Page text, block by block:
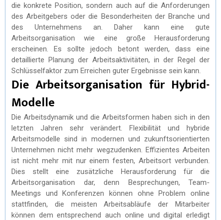
die konkrete Position, sondern auch auf die Anforderungen
des Arbeitgebers oder die Besonderheiten der Branche und
des Unternehmens an. Daher kann eine gute
Arbeitsorganisation wie eine große Herausforderung
erscheinen. Es sollte jedoch betont werden, dass eine
detaillierte Planung der Arbeitsaktivitäten, in der Regel der
Schlüsselfaktor zum Erreichen guter Ergebnisse sein kann.
Die Arbeitsorganisation für Hybrid-
Modelle
Die Arbeitsdynamik und die Arbeitsformen haben sich in den
letzten Jahren sehr verändert. Flexibilität und hybride
Arbeitsmodelle sind in modernen und zukunftsorientierten
Unternehmen nicht mehr wegzudenken. Effizientes Arbeiten
ist nicht mehr mit nur einem festen, Arbeitsort verbunden.
Dies stellt eine zusätzliche Herausforderung für die
Arbeitsorganisation dar, denn Besprechungen, Team-
Meetings und Konferenzen können ohne Problem online
stattfinden, die meisten Arbeitsabläufe der Mitarbeiter
können dem entsprechend auch online und digital erledigt